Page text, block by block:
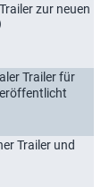
zur neuen
Trailer für
Trailer und